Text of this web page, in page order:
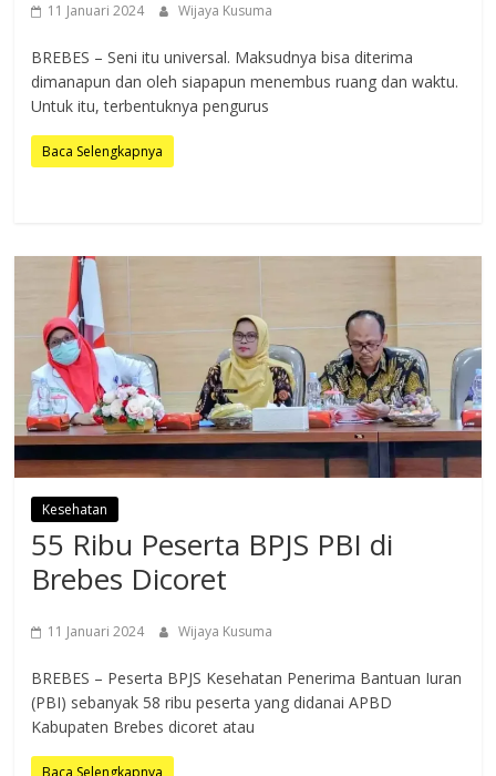
11 Januari 2024 Wijaya Kusuma
BREBES – Seni itu universal. Maksudnya bisa diterima
dimanapun dan oleh siapapun menembus ruang dan waktu.
Untuk itu, terbentuknya pengurus
Baca Selengkapnya
Kesehatan
55 Ribu Peserta BPJS PBI di
Brebes Dicoret
11 Januari 2024 Wijaya Kusuma
BREBES – Peserta BPJS Kesehatan Penerima Bantuan Iuran
(PBI) sebanyak 58 ribu peserta yang didanai APBD
Kabupaten Brebes dicoret atau